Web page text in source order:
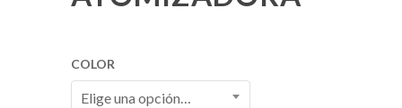
COLOR
Elige una opción…